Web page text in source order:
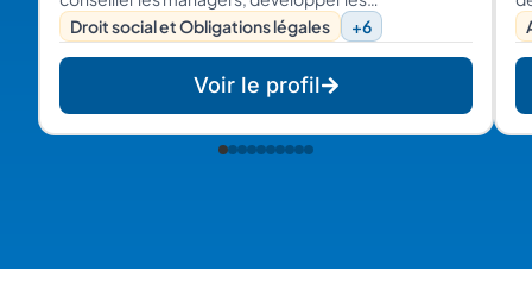
compétences des femmes / hommes clés,
contribuer ou réactiver le dialogue social.
Droit social et Obligations légales +6
Voir le profil
;